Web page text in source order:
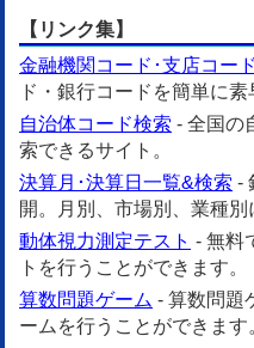
【リンク集】
金融機関コード･支店コー
ド・銀行コードを簡単に素
自治体コード検索 - 全国の
索できるサイト。
決算月･決算日一覧&検索 -
開。月別、市場別、業種別
動体視力測定テスト - 無料
トを行うことができます。
算数問題ゲーム - 算数問題
ームを行うことができます